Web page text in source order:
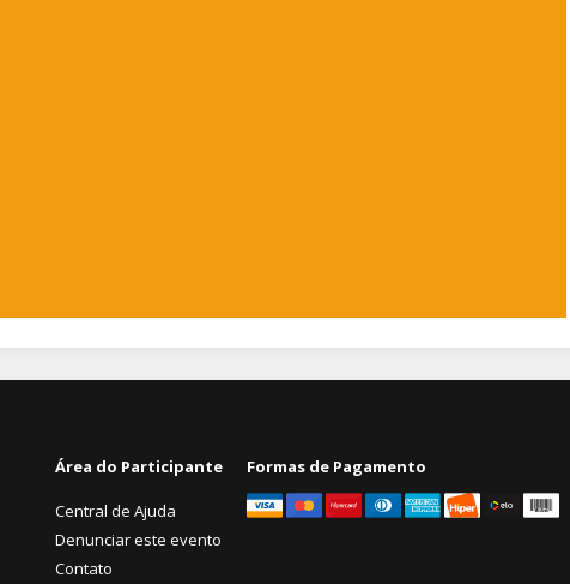
Área do Participante
Central de Ajuda
Denunciar este evento
Contato
Formas de Pagamento